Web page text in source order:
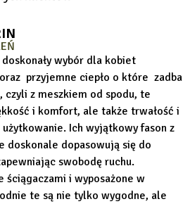
wybór dla kobiet
przyjemne ciepło o które zadba
czyli z meszkiem od spodu, te
i komfort, ale także trwałość i
Ich wyjątkowy fason z
doskonale dopasowują się do
swobodę ruchu.
ściągaczami i wyposażone w
te są nie tylko wygodne, ale